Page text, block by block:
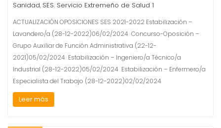
Sanidad, SES. Servicio Extremeño de Salud 1
ACTUALIZACIÓN OPOSICIONES SES 2021-2022 Estabilización –
Lavandero/a (28-12-2022)06/02/2024 Concurso-Oposición –
Grupo Auxiliar de Función Administrativa (22-12-
2021)05/02/2024 Estabilización – Ingeniero/a Técnico/a
Industrial (28-12-2022)05/02/2024 Estabilización – Enfermero/a
Especialista del Trabajo (28-12-2022)02/02/2024
Leer más